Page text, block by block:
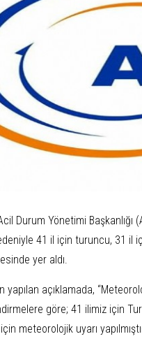
Durum Yönetimi Başkanlığı
41 il için turuncu, 31 il
yer aldı.
yapılan açıklamada,
göre; 41 ilimiz için
meteorolojik uyarı